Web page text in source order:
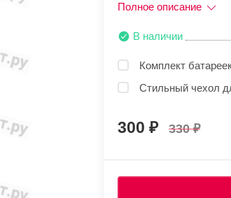
Полное описание
В наличии
Комплект
Стильный чехол
300 330